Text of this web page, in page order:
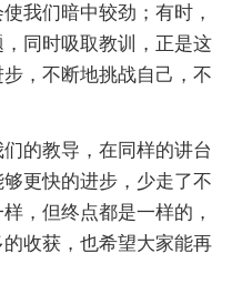
我们暗中较劲；有时，
同时吸取教训，正是这
，不断地挑战自己，不
的教导，在同样的讲台
够更快的进步，少走了不
，但终点都是一样的，
收获，也希望大家能再